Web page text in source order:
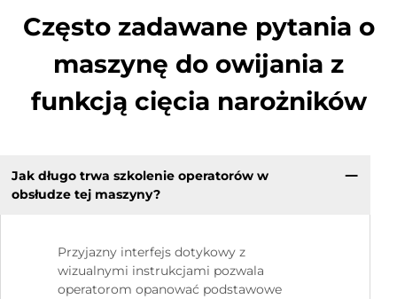
Często zadawane pytania o
maszynę do owijania z
funkcją cięcia narożników
Jak długo trwa szkolenie operatorów w
obsłudze tej maszyny?
Przyjazny interfejs dotykowy z
wizualnymi instrukcjami pozwala
operatorom opanować podstawowe